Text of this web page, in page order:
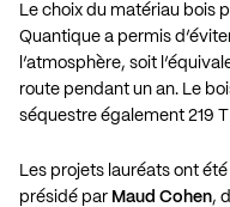
Le choix du matériau bois
Quantique a permis
l’atmosphère, soit
route pendant un an. Le
séquestre également 219
Les projets lauréats ont
présidé par Maud Cohen,